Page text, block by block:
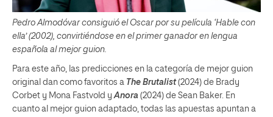
Pedro Almodóvar consiguió el Oscar por su película ‘Hable con
ella’ (2002), convirtiéndose en el primer ganador en lengua
española al mejor guion.
Para este año, las predicciones en la categoría de mejor guion
original dan como favoritos a The Brutalist (2024) de Brady
Corbet y Mona Fastvold y Anora (2024) de Sean Baker. En
cuanto al mejor guion adaptado, todas las apuestas apuntan a